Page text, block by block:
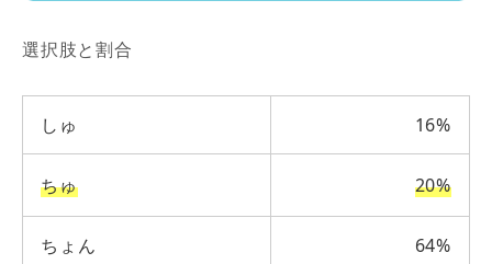
選択肢と割合
しゅ 16%
ちゅ 20%
ちょん 64%